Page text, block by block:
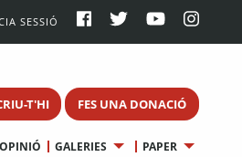
SESSIÓ
T'HI FES UNA DONACIÓ
OPINIÓ GALERIES PAPER